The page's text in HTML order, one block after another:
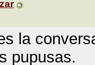
la
pupusas.